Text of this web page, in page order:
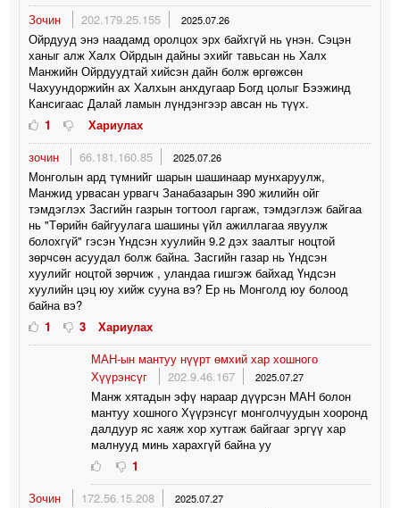
Зочин 202.179.25.155 2025.07.26
Ойрдууд энэ наадамд оролцох эрх байхгүй нь үнэн. Сэцэн
ханыг алж Халх Ойрдын дайны эхийг тавьсан нь Халх
Манжийн Ойрдуудтай хийсэн дайн болж өргөжсөн
Чахуундоржийн ах Халхын анхдугаар Богд цолыг Бээжинд
Кансигаас Далай ламын лүндэнгээр авсан нь түүх.
1
Хариулах
зочин
66.181.160.85 2025.07.26
Монголын ард түмнийг шарын шашинаар мунхаруулж,
Манжид урвасан урвагч Занабазарын 390 жилийн ойг
тэмдэглэх Засгийн газрын тогтоол гаргаж, тэмдэглэж байгаа
нь "Төрийн байгуулага шашины үйл ажиллагаа явуулж
болохгүй" гэсэн Үндсэн хуулийн 9.2 дэх заалтыг ноцтой
зөрчсөн асуудал болж байна. Засгийн газар нь Үндсэн
хуулийг ноцтой зөрчиж , уландаа гишгэж байхад Үндсэн
хуулийн цэц юу хийж сууна вэ? Ер нь Монголд юу болоод
байна вэ?
1
3
Хариулах
МАН-ын мантуу нүүрт өмхий хар хошного
Хүүрэнсүг
202.9.46.167 2025.07.27
Манж хятадын эфү нараар дүүрсэн МАН болон
мантуу хошного Хүүрэнсүг монголчуудын хооронд
далдуур яс хаяж хор хутгаж байгааг эргүү хар
малнууд минь харахгүй байна уу
1
Зочин
172.56.15.208 2025.07.27